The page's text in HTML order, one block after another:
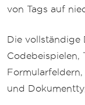
von Tags auf
Die vollständige
Codebeispielen,
und